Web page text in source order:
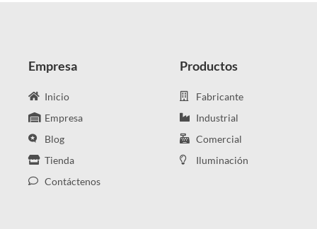
Empresa
Inicio
Empresa
Blog
Tienda
Contáctenos
Productos
Fabricante
Industrial
Comercial
Iluminación